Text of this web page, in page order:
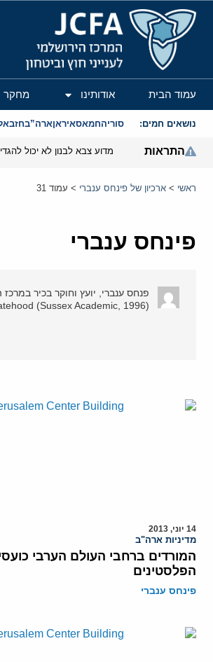
המרכז הירושלמי לענייני חוץ
עמוד הבית אודותינו מחקר
נושאים חמים: סוריהחמאסאיראןארה”ב
התראות
ראשי > ארכיון של פינחס ענברי > עמוד 31
פינחס ענברי
(Sussex Academic, 1996).
14 יוני, 2013
מדיניות ארה"ב
המורדים ברחבי העולם הערבי
הפלסטינים
פינחס ענברי